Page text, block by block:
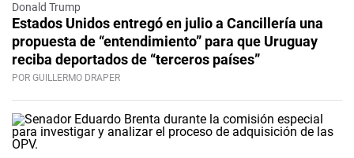
Donald Trump
Estados Unidos entregó en julio a Cancillería una
propuesta de “entendimiento” para que Uruguay
reciba deportados de “terceros países”
POR GUILLERMO DRAPER